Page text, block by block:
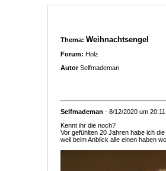
Thema: Weihnachtsengel
Forum: Holz
AutorSelfmademan
Selfmademan - 8/12/2020 um 20:11
Kennt ihr die noch?
Vor gefühlten 20 Jahren habe ich
weil beim Anblick alle einen haben